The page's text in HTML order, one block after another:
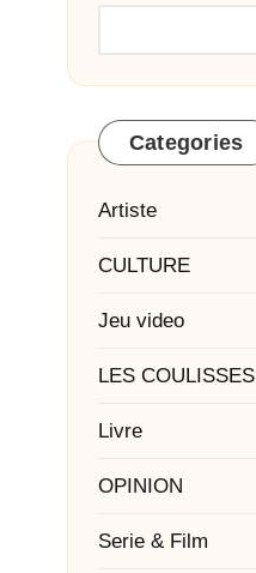
Categories
Artiste
CULTURE
Jeu video
LES COULISSES
Livre
OPINION
Serie & Film